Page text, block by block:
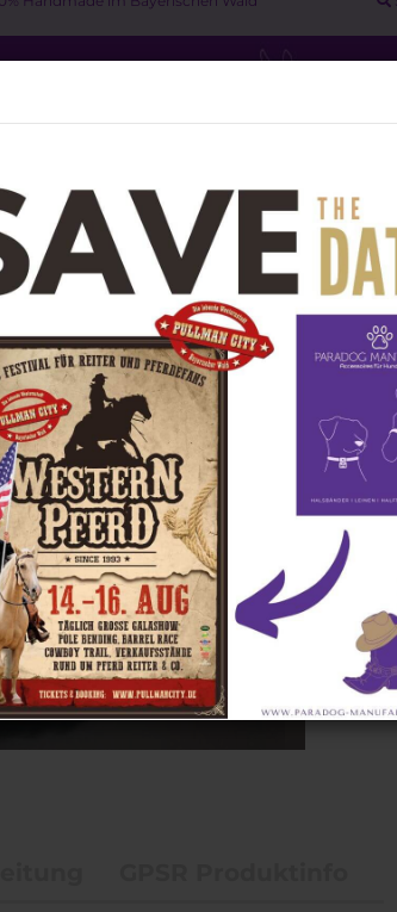
LEINEN UNSERE PARTNER
WEITERE
- Halfter & Stricke
& Lead Rope
DELUXE
-
- Stallhalfter
DIY Material
Beads / Schieber
Concho /
& Leinen Set » Halsband/Leinen - Set "Vanja"